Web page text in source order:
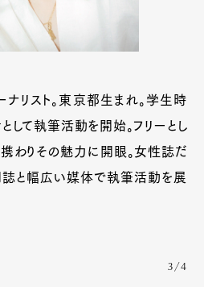
Fashion
GourmetCars
ナリスト。東京都生まれ。学生時
して執筆活動を開始。フリーとし
わりその魅力に開眼。女性誌だ
誌と幅広い媒体で執筆活動を展
3/4